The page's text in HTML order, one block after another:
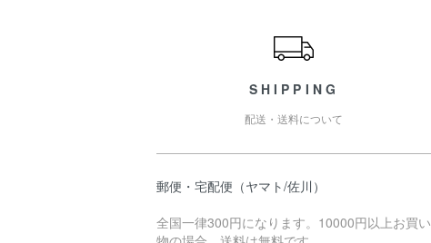
SHIPPING
配送・送料について
郵便・宅配便（ヤマト/佐川）
全国一律300円になります。10000円以上お買い